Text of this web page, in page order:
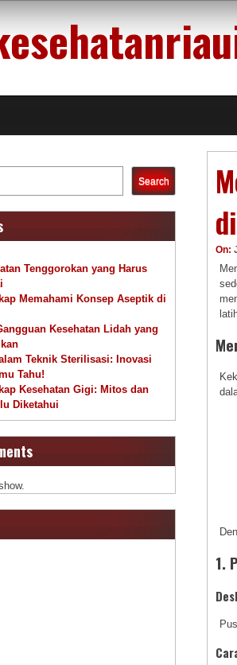
On:
1.
Search
Tenggorokan yang Harus
Memahami Konsep Aseptik di
Kesehatan Lidah yang
Teknik Sterilisasi: Inovasi
Tahu!
Kesehatan Gigi: Mitos dan
Diketahui